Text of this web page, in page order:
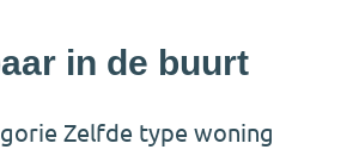
in de buurt
Zelfde type woning